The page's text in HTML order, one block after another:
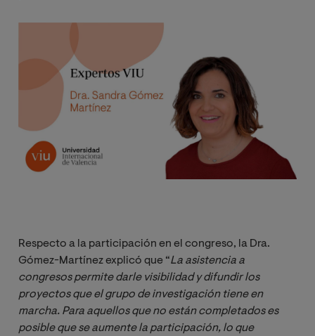
Imagen
Respecto a la participación en el congreso, la Dra.
Gómez-Martínez explicó que “La asistencia a
congresos permite darle visibilidad y difundir los
proyectos que el grupo de investigación tiene en
marcha. Para aquellos que no están completados es
posible que se aumente la participación, lo que